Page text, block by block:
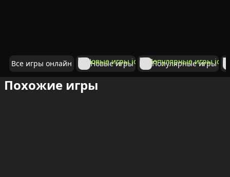
Все игры онлайн Новые игры Популярные игры
Похожие игры